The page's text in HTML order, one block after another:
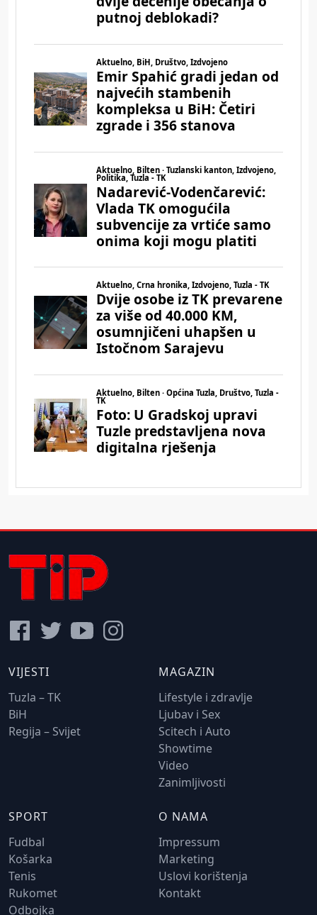
VIJESTI
Tuzla – TK
BiH
Regija – Svijet
MAGAZIN
Lifestyle i zdravlje
Ljubav i Sex
Scitech i Auto
Showtime
Video
Zanimljivosti
SPORT
Fudbal
Košarka
Tenis
Rukomet
Odbojka
O NAMA
Impressum
Marketing
Uslovi korištenja
Kontakt